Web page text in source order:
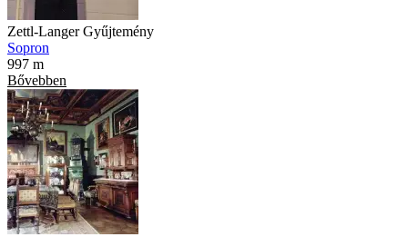
Zettl-Langer Gyűjtemény
Sopron
997 m
Bővebben